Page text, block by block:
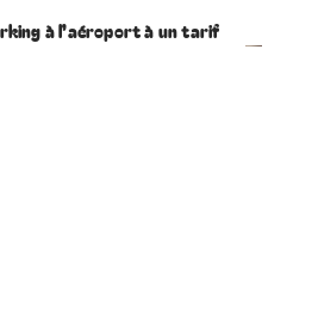
à l’aéroport à un tarif